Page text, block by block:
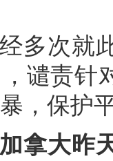
多次就
谴责针
，保护
拿大昨